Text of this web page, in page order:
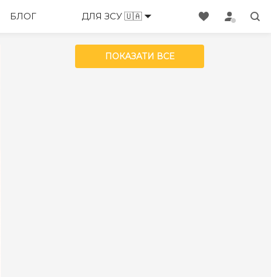
БЛОГ ДЛЯ ЗСУ 🇺🇦
ПОКАЗАТИ ВСЕ